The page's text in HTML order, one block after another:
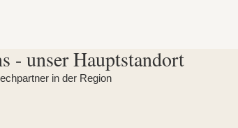
- unser Hauptstandort
in der Region